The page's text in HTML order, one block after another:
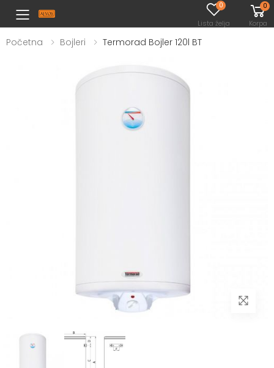
Toggle mobile menu
0
Lista želja
0
Korpa
Početna Bojleri Termorad Bojler 120l BT